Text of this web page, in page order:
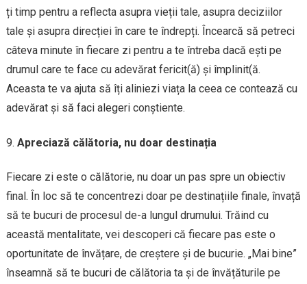
ți timp pentru a reflecta asupra vieții tale, asupra deciziilor
tale și asupra direcției în care te îndrepți. Încearcă să petreci
câteva minute în fiecare zi pentru a te întreba dacă ești pe
drumul care te face cu adevărat fericit(ă) și împlinit(ă.
Aceasta te va ajuta să îți aliniezi viața la ceea ce contează cu
adevărat și să faci alegeri conștiente.
Apreciază călătoria, nu doar destinația
Fiecare zi este o călătorie, nu doar un pas spre un obiectiv
final. În loc să te concentrezi doar pe destinațiile finale, învață
să te bucuri de procesul de-a lungul drumului. Trăind cu
această mentalitate, vei descoperi că fiecare pas este o
oportunitate de învățare, de creștere și de bucurie. „Mai bine”
înseamnă să te bucuri de călătoria ta și de învățăturile pe